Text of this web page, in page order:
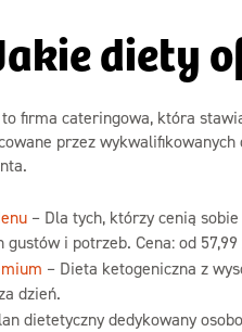
diety
firma cateringowa, która
przez
– Dla tych, którzy cenią
gustów i potrzeb. Cena: od 57,99
– Dieta ketogeniczna z
dzień.
dietetyczny dedykowany